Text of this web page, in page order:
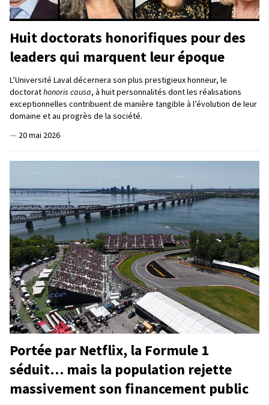
Huit doctorats honorifiques pour des
leaders qui marquent leur époque
L’Université Laval décernera son plus prestigieux honneur, le
doctorathonoris causa, à huit personnalités dont les réalisations
exceptionnelles contribuent de manière tangible à l’évolution de leur
domaine et au progrès de la société.
— 20 mai 2026
Portée par Netflix, la Formule 1
séduit… mais la population rejette
massivement son financement public